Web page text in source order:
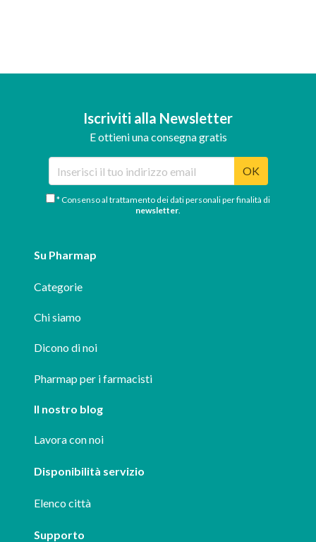
Iscriviti alla Newsletter
E ottieni una consegna gratis
OK
* Consenso al trattamento dei dati personali per finalità di
newsletter.
Su Pharmap
Categorie
Chi siamo
Dicono di noi
Pharmap per i farmacisti
Il nostro blog
Lavora con noi
Disponibilità servizio
Elenco città
Supporto